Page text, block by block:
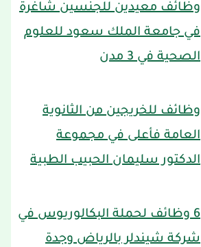
وظائف معيدين للجنسين شاغرة
في جامعة الملك سعود للعلوم
الصحية في 3 مدن
وظائف للخريجين من الثانوية
العامة فأعلى في مجموعة
الدكتور سليمان الحبيب الطبية
6 وظائف لحملة البكالوريوس في
شركة شيندلر بالرياض وجدة